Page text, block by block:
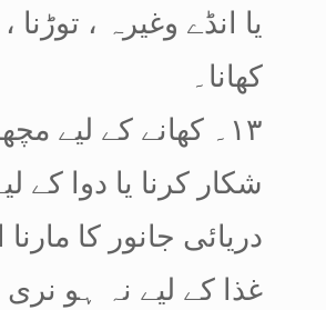
یا انڈے وغیرہ ، توڑنا ،
کھانا۔
۱۳۔ کھانے کے لیے
شکار کرنا یا دوا کے
دریائی جانور کا مارنا
غذا کے لیے نہ ہو نری